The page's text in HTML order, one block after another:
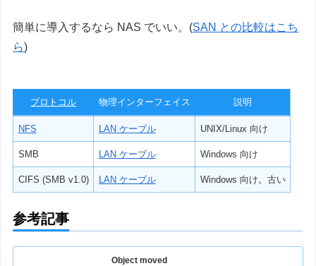
簡単に導入するなら NAS でいい。(SAN との比較はこち
ら)
プロトコル 物理インターフェイス 説明
NFS LAN ケーブル UNIX/Linux 向け
SMB LAN ケーブル Windows 向け
CIFS (SMB v1.0) LAN ケーブル Windows 向け。古い
参考記事
Object moved